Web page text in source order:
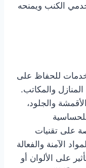
الكنب ويمنحه
للحفاظ على
والمكاتب.
والجلود،
على تقنيات
الآمنة والفعالة
على الألوان أو